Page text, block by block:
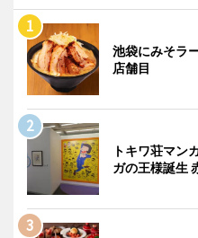
池袋にみそラ
店舗目
トキワ荘マン
ガの王様誕生